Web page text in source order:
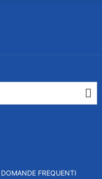
DOMANDE FREQUENTI